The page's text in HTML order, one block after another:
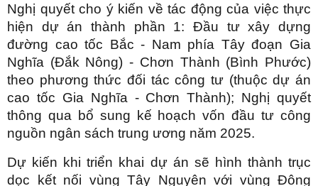
Nghị quyết cho ý kiến về tác động của việc thực
hiện dự án thành phần 1: Đầu tư xây dựng
đường cao tốc Bắc - Nam phía Tây đoạn Gia
Nghĩa (Đắk Nông) - Chơn Thành (Bình Phước)
theo phương thức đối tác công tư (thuộc dự án
cao tốc Gia Nghĩa - Chơn Thành); Nghị quyết
thông qua bổ sung kế hoạch vốn đầu tư công
nguồn ngân sách trung ương năm 2025.
Dự kiến khi triển khai dự án sẽ hình thành trục
dọc kết nối vùng Tây Nguyên với vùng Đông